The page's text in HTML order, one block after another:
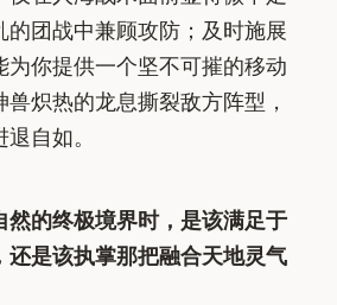
的团战中兼顾攻防；及时施展
为你提供一个坚不可摧的移动
炽热的龙息撕裂敌方阵型，
自如。
然的终极境界时，是该满足于
还是该执掌那把融合天地灵气